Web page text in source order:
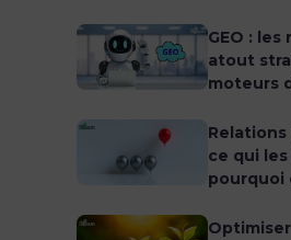
GEO :
atout
moteurs
Relations
ce qui
pourquoi